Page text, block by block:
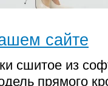
сайте
сшитое из
прямого